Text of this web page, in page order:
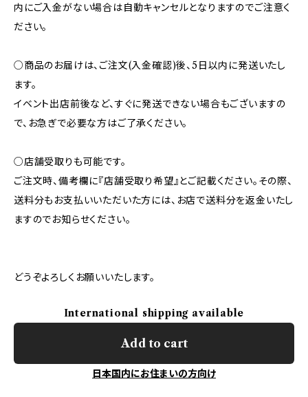
内にご入金がない場合は自動キャンセルとなりますのでご注意く
ださい。
○商品のお届けは、ご注文(入金確認)後、5日以内に発送いたし
ます。
イベント出店前後など、すぐに発送できない場合もございますの
で、お急ぎで必要な方はご了承ください。
○店舗受取りも可能です。
ご注文時、備考欄に『店舗受取り希望』とご記載ください。その際、
送料分もお支払いいただいた方には、お店で送料分を返金いたし
ますのでお知らせください。
どうぞよろしくお願いいたします。
International shipping available
Add to cart
日本国内にお住まいの方向け